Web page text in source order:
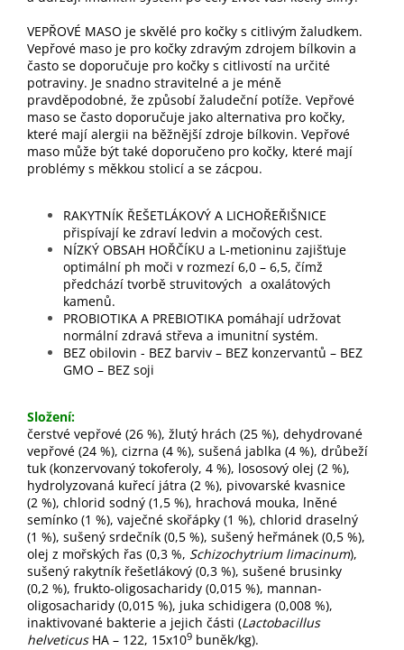
VEPŘOVÉ MASO je skvělé pro kočky s citlivým žaludkem.
Vepřové maso je pro kočky zdravým zdrojem bílkovin a
často se doporučuje pro kočky s citlivostí na určité
potraviny. Je snadno stravitelné a je méně
pravděpodobné, že způsobí žaludeční potíže. Vepřové
maso se často doporučuje jako alternativa pro kočky,
které mají alergii na běžnější zdroje bílkovin. Vepřové
maso může být také doporučeno pro kočky, které mají
problémy s měkkou stolicí a se zácpou.
RAKYTNÍK ŘEŠETLÁKOVÝ A LICHOŘEŘIŠNICE
přispívají ke zdraví ledvin a močových cest.
NÍZKÝ OBSAH HOŘČÍKU a L-metioninu zajišťuje
optimální ph moči v rozmezí 6,0 – 6,5, čímž
předchází tvorbě struvitových a oxalátových
kamenů.
PROBIOTIKA A PREBIOTIKA pomáhají udržovat
normální zdravá střeva a imunitní systém.
BEZ obilovin - BEZ barviv – BEZ konzervantů – BEZ
GMO – BEZ soji
Složení:
čerstvé vepřové (26 %), žlutý hrách (25 %), dehydrované
vepřové (24 %), cizrna (4 %), sušená jablka (4 %), drůbeží
tuk (konzervovaný tokoferoly, 4 %), lososový olej (2 %),
hydrolyzovaná kuřecí játra (2 %), pivovarské kvasnice
(2 %), chlorid sodný (1,5 %), hrachová mouka, lněné
semínko (1 %), vaječné skořápky (1 %), chlorid draselný
(1 %), sušený srdečník (0,5 %), sušený heřmánek (0,5 %),
olej z mořských řas (0,3 %, Schizochytrium limacinum),
sušený rakytník řešetlákový (0,3 %), sušené brusinky
(0,2 %), frukto-oligosacharidy (0,015 %), mannan-
oligosacharidy (0,015 %), juka schidigera (0,008 %),
inaktivované bakterie a jejich části (Lactobacillus
helveticus HA – 122, 15x109 buněk/kg).